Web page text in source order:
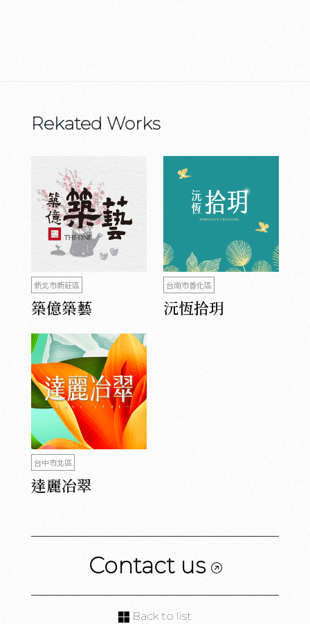
Rekated Works
新北市新莊區
築億築藝
台南市善化區
沅恆拾玥
台中市北區
達麗冶翠
Contact us
Back to list